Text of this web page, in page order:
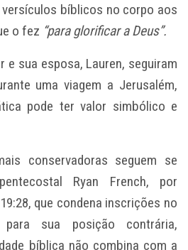
bíblicos no corpo aos
o fez “para glorificar a Deus”.
e sua esposa, Lauren, seguiram
uma viagem a Jerusalém,
pode ter valor simbólico e
conservadoras seguem se
Ryan French, por
que condena inscrições no
sua posição contrária,
bíblica não combina com a